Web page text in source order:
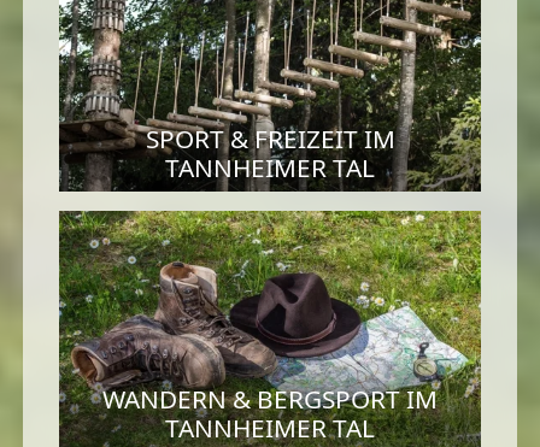
SPORT & FREIZEIT IM
TANNHEIMER TAL
WANDERN & BERGSPORT IM
TANNHEIMER TAL